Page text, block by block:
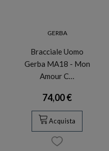
GERBA
Bracciale Uomo
Gerba MA18 - Mon
Amour C…
74,00 €
Acquista